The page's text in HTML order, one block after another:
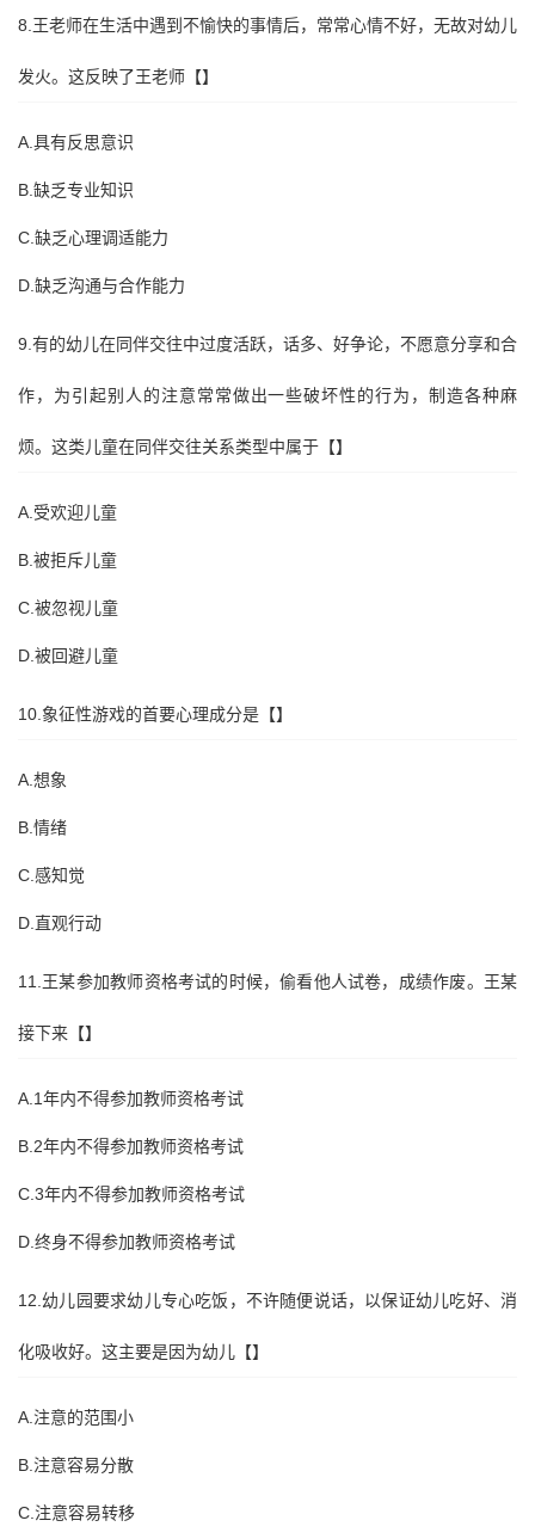
8.王老师在生活中遇到不愉快的事情后，常常心情不好，无故对幼儿
发火。这反映了王老师【】
A.具有反思意识
B.缺乏专业知识
C.缺乏心理调适能力
D.缺乏沟通与合作能力
9.有的幼儿在同伴交往中过度活跃，话多、好争论，不愿意分享和合
作，为引起别人的注意常常做出一些破坏性的行为，制造各种麻
烦。这类儿童在同伴交往关系类型中属于【】
A.受欢迎儿童
B.被拒斥儿童
C.被忽视儿童
D.被回避儿童
10.象征性游戏的首要心理成分是【】
A.想象
B.情绪
C.感知觉
D.直观行动
11.王某参加教师资格考试的时候，偷看他人试卷，成绩作废。王某
接下来【】
A.1年内不得参加教师资格考试
B.2年内不得参加教师资格考试
C.3年内不得参加教师资格考试
D.终身不得参加教师资格考试
12.幼儿园要求幼儿专心吃饭，不许随便说话，以保证幼儿吃好、消
化吸收好。这主要是因为幼儿【】
A.注意的范围小
B.注意容易分散
C.注意容易转移